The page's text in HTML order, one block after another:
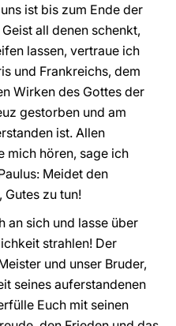
ist bis zum Ende der
all denen schenkt,
lassen, vertraue ich
und Frankreichs, dem
Wirken des Gottes der
gestorben und am
ist. Allen
mich hören, sage ich
Meidet den
Gutes zu tun!
an sich und lasse über
strahlen! Der
und unser Bruder,
seines auferstandenen
Euch mit seinen